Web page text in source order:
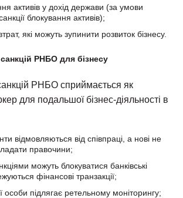
активів у дохід держави (за умови
блокування активів);
які можуть зупинити розвиток бізнесу.
РНБО для бізнесу
РНБО сприймається як
для подальшої бізнес-діяльності в
відмовляються від співпраці, а нові не
правочини;
можуть блокуватися банківські
фінансові транзакції;
особи підлягає ретельному моніторингу;